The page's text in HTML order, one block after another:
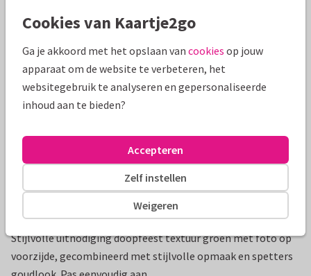
Mooie extra's bij je kaart
Productinformatie
Stijlvolle uitnodiging doopfeest textuur groen met foto op
voorzijde, gecombineerd met stijlvolle opmaak en spetters
Cookies van Kaartje2go
Ga je akkoord met het opslaan van cookies op jouw
apparaat om de website te verbeteren, het
websitegebruik te analyseren en gepersonaliseerde
inhoud aan te bieden?
Weigeren
Zelf instellen
Accepteren